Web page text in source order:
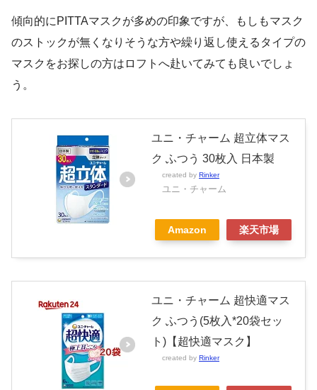
傾向的にPITTAマスクが多めの印象ですが、もしもマスク
のストックが無くなりそうな方や繰り返し使えるタイプの
マスクをお探しの方はロフトへ赴いてみても良いでしょ
う。
ユニ・チャーム 超立体マス
ク ふつう 30枚入 日本製
created by Rinker
ユニ・チャーム
Amazon 楽天市場
ユニ・チャーム 超快適マス
ク ふつう(5枚入*20袋セッ
ト)【超快適マスク】
created by Rinker